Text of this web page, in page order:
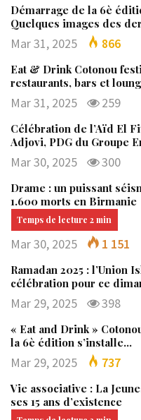
Démarrage de la 6è
Quelques images des
Mar 31, 2025 866
Eat & Drink Cotonou
restaurants, bars et
Mar 31, 2025 259
Célébration de l’Aïd El
Adjovi, PDG du Groupe
Mar 30, 2025 300
Drame : un puissant
1.600 morts en Birmanie
Mar 30, 2025 1 151
Ramadan 2025 : l’Union
célébration pour ce
Mar 29, 2025 398
« Eat and Drink »
la 6è édition s’installe…
Mar 29, 2025 737
Vie associative : La
ses 15 ans d’existence